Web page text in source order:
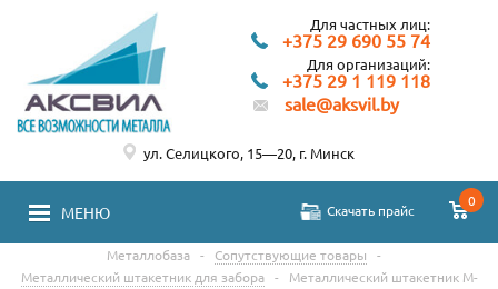
Для частных лиц:
+375 29 690 55 74
Для организаций:
+375 29 1 119 118
sale@aksvil.by
МЕНЮ Скачать прайс
0
ул. Селицкого, 15—20, г. Минск
Металлобаза - Сопутствующие товары
-
Металлический штакетник для забора -
Металлический штакетник М-